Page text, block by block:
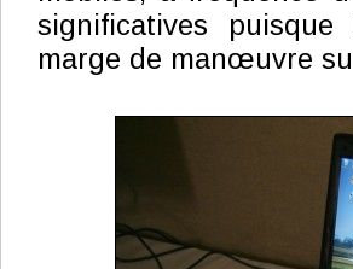
significatives
marge de manœuvre